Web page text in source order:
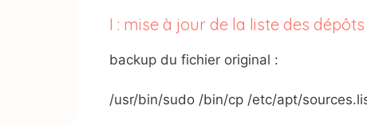
I : mise à jour de la liste des
backup du fichier original :
/usr/bin/sudo /bin/cp /etc/apt/